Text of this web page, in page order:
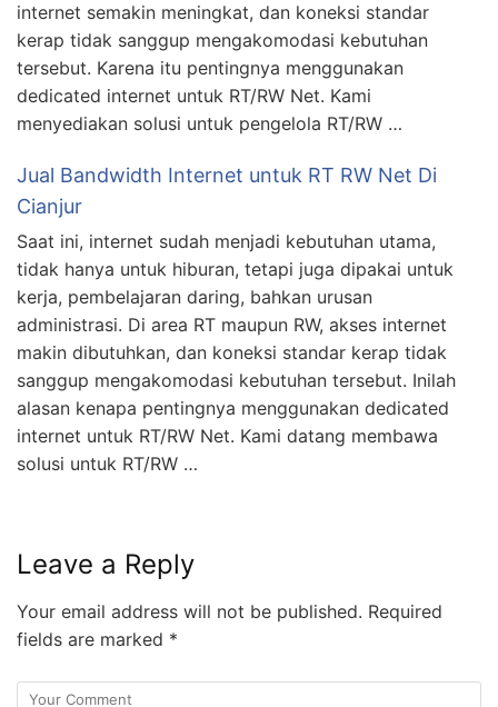
internet semakin meningkat, dan koneksi standar
kerap tidak sanggup mengakomodasi kebutuhan
tersebut. Karena itu pentingnya menggunakan
dedicated internet untuk RT/RW Net. Kami
menyediakan solusi untuk pengelola RT/RW …
Jual Bandwidth Internet untuk RT RW Net Di
Cianjur
Saat ini, internet sudah menjadi kebutuhan utama,
tidak hanya untuk hiburan, tetapi juga dipakai untuk
kerja, pembelajaran daring, bahkan urusan
administrasi. Di area RT maupun RW, akses internet
makin dibutuhkan, dan koneksi standar kerap tidak
sanggup mengakomodasi kebutuhan tersebut. Inilah
alasan kenapa pentingnya menggunakan dedicated
internet untuk RT/RW Net. Kami datang membawa
solusi untuk RT/RW …
Leave a Reply
Your email address will not be published. Required
fields are marked *